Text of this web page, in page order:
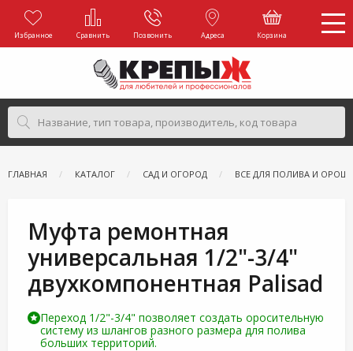
Избранное Сравнить Позвонить Адреса Корзина
ГЛАВНАЯ КАТАЛОГ САД И ОГОРОД ВСЕ ДЛЯ ПОЛИВА И
Муфта ремонтная
универсальная 1/2"-3/4"
двухкомпонентная Palisad
Переход 1/2"-3/4" позволяет создать оросительную
систему из шлангов разного размера для полива
больших территорий.